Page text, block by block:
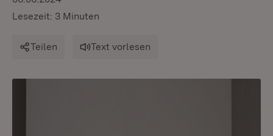
Lesezeit: 3 Minuten
Teilen Text vorlesen